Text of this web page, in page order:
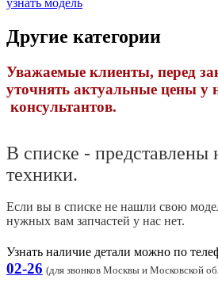
узнать модель
Другие категории
Уважаемые клиенты, перед
уточнять актуальные цены у
консультантов.
В списке - представлены
техники.
Если вы в списке не нашли свою
нужных вам запчастей у нас нет.
Узнать наличие детали можно по
02-26 (для звонков Москвы и Московской